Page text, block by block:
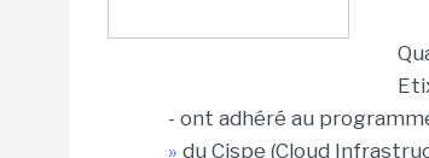
- ont adhéré au
» du Cispe (Cloud